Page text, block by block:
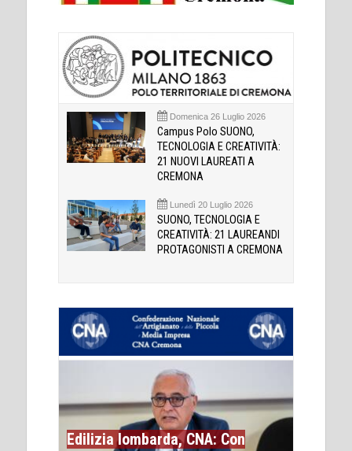
Domenica 26 Luglio 2026
Campus Polo SUONO,
TECNOLOGIA E CREATIVITÀ:
21 NUOVI LAUREATI A
CREMONA
Lunedì 20 Luglio 2026
SUONO, TECNOLOGIA E
CREATIVITÀ: 21 LAUREANDI
PROTAGONISTI A CREMONA
Edilizia lombarda, CNA: Con